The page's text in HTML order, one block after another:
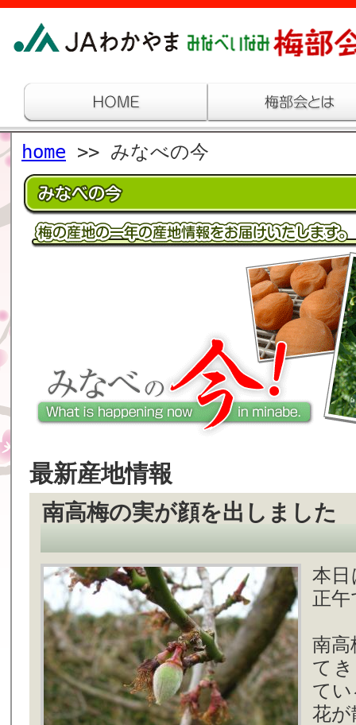
home >> みなべの今
最新産地情報
南高梅の実が顔を出しました
本日
正
南高
て
て
花が